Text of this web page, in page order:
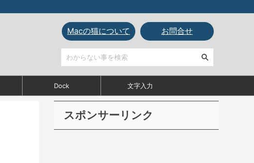
Macの猫について お問合せ
Dock 文字入力
スポンサーリンク